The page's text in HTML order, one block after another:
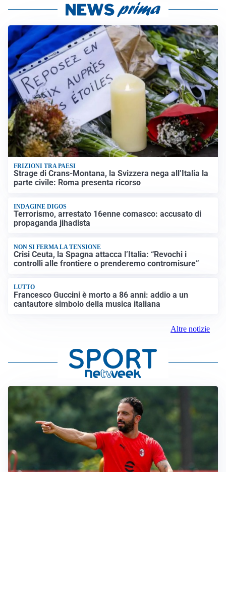
FRIZIONI TRA PAESI
Strage di Crans-Montana, la Svizzera nega all’Italia la
parte civile: Roma presenta ricorso
INDAGINE DIGOS
Terrorismo, arrestato 16enne comasco: accusato di
propaganda jihadista
NON SI FERMA LA TENSIONE
Crisi Ceuta, la Spagna attacca l’Italia: “Revochi i
controlli alle frontiere o prenderemo contromisure”
LUTTO
Francesco Guccini è morto a 86 anni: addio a un
cantautore simbolo della musica italiana
Altre notizie